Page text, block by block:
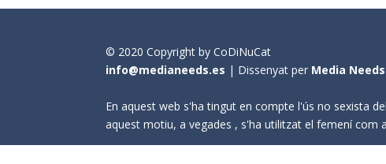
© 2020 Copyright by CoDiNuCat
info@medianeeds.es | Dissenyat per Media Needs
En aquest web s'ha tingut en compte l'ús no sexista
aquest motiu, a vegades , s'ha utilitzat el femení com